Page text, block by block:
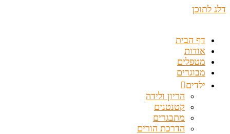
דלג לתוכן
דף הבית
אודות
מטפלים
מבוגרים
ילדים
הריון ולידה
קטנטנים
מתבגרים
הדרכת הורים